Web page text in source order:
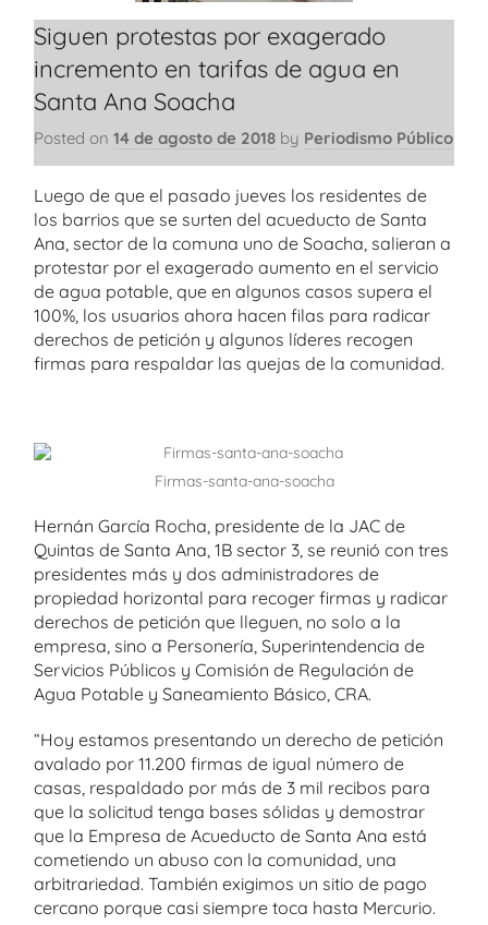
Siguen protestas por exagerado
incremento en tarifas de agua en
Santa Ana Soacha
Posted on 14 de agosto de 2018 by Periodismo Público
Luego de que el pasado jueves los residentes de
los barrios que se surten del acueducto de Santa
Ana, sector de la comuna uno de Soacha, salieran a
protestar por el exagerado aumento en el servicio
de agua potable, que en algunos casos supera el
100%, los usuarios ahora hacen filas para radicar
derechos de petición y algunos líderes recogen
firmas para respaldar las quejas de la comunidad.
Firmas-santa-ana-soacha
Hernán García Rocha, presidente de la JAC de
Quintas de Santa Ana, 1B sector 3, se reunió con tres
presidentes más y dos administradores de
propiedad horizontal para recoger firmas y radicar
derechos de petición que lleguen, no solo a la
empresa, sino a Personería, Superintendencia de
Servicios Públicos y Comisión de Regulación de
Agua Potable y Saneamiento Básico, CRA.
“Hoy estamos presentando un derecho de petición
avalado por 11.200 firmas de igual número de
casas, respaldado por más de 3 mil recibos para
que la solicitud tenga bases sólidas y demostrar
que la Empresa de Acueducto de Santa Ana está
cometiendo un abuso con la comunidad, una
arbitrariedad. También exigimos un sitio de pago
cercano porque casi siempre toca hasta Mercurio.